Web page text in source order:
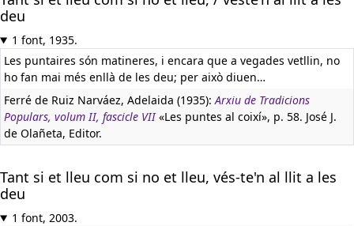
deu
1 font, 1935.
Les puntaires són matineres, i encara que a vegades vetllin, no
ho fan mai més enllà de les deu; per això diuen…
Ferré de Ruiz Narváez, Adelaida (1935):Arxiu de Tradicions
Populars, volum II, fascicle VII«Les puntes al coixí», p. 58. José J.
de Olañeta, Editor.
Tant si et lleu com si no et lleu, vés-te'n al llit a les
deu
1 font, 2003.